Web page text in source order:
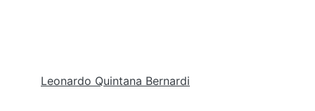
Leonardo Quintana Bernardi